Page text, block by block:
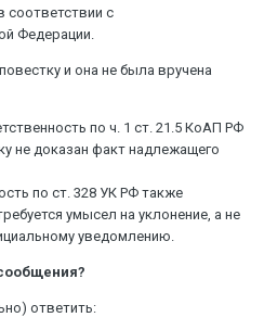
соответствии с
Федерации.
и она не была вручена
по ч. 1 ст. 21.5 КоАП РФ
не доказан факт надлежащего
по ст. 328 УК РФ также
умысел на уклонение, а не
уведомлению.
ответить: